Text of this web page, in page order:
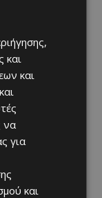
και
και
να
για
και